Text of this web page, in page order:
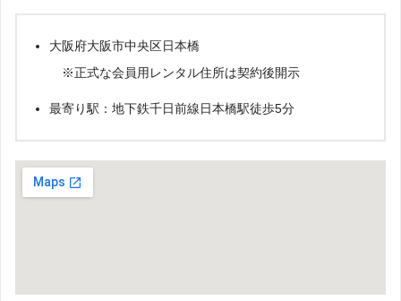
大阪府大阪市中央区日本橋
※正式な会員用レンタル住所は契約後開示
最寄り駅：地下鉄千日前線日本橋駅徒歩5分